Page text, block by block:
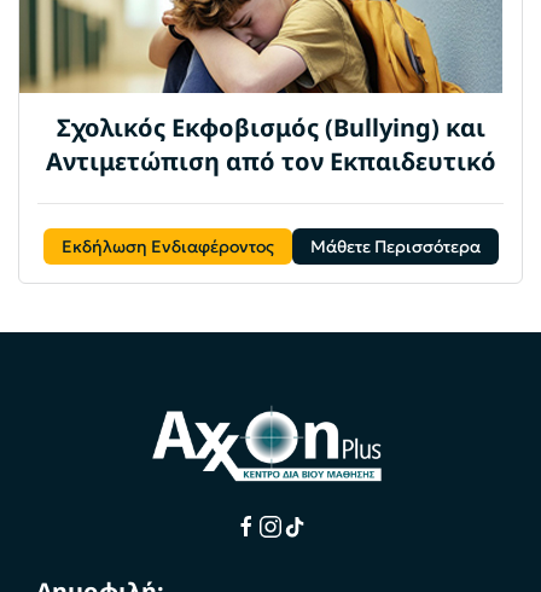
Σχολικός Εκφοβισμός (Bullying) και
Αντιμετώπιση από τον Εκπαιδευτικό
Εκδήλωση Ενδιαφέροντος Μάθετε Περισσότερα